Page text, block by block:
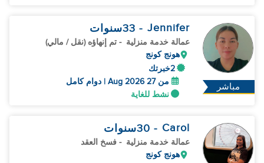
مباشر
Jennifer
- 33 سنوات
عمالة خدمة منزلية - تم إنهاؤه (نقل / مالي)
هونج كونج
2خبرتك
من 27 Aug 2026 | دوام كامل
نشط للغاية
Carol
- 30 سنوات
عمالة خدمة منزلية - فسخ العقد
هونج كونج